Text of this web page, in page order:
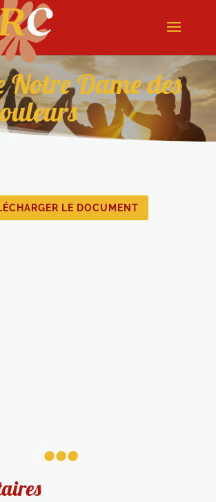
Notre Dame des
LE DOCUMENT
...